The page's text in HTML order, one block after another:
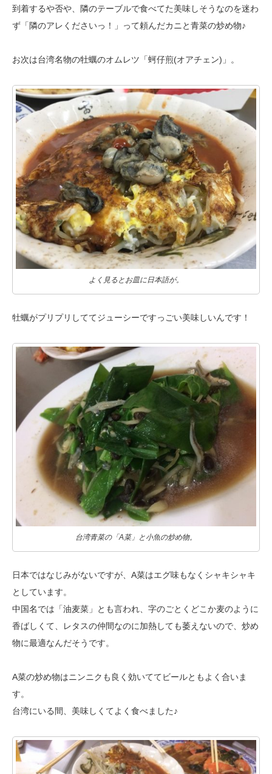
到着するや否や、隣のテーブルで食べてた美味しそうなのを迷わ
ず「隣のアレ くださいっ！」って頼んだカニと青菜の炒め物♪
お次は台湾名物の牡蠣のオムレツ「蚵仔煎(オアチェン)」。
よく見るとお皿に日本語が。
牡蠣がプリプリしててジューシーですっごい美味しいんです！
台湾青菜の「A菜」と小魚の炒め物。
日本ではなじみがないですが、A菜はエグ味もなくシャキシャキ
としています。
中国名では「油麦菜」とも言われ、字のごとくどこか麦のように
香ばしくて、
レタスの仲間なのに加熱しても萎えないので、炒め
物に最適なんだそうです。
A菜の炒め物はニンニクも良く効いててビールともよく合いま
す。
台湾にいる間、美味しくてよく食べました♪